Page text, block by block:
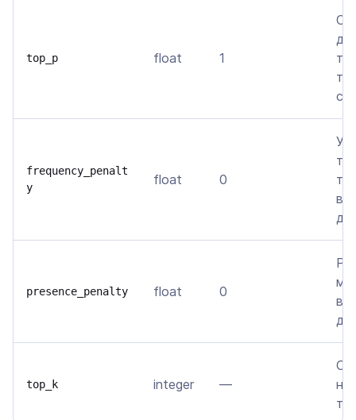
top_p float 1
frequency_penalt
y
float 0
presence_penalty float 0
top_k integer —